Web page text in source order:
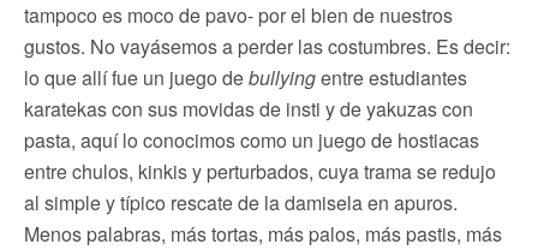
tampoco es moco de pavo- por el bien de nuestros
gustos. No vayásemos a perder las costumbres. Es decir:
lo que allí fue un juego debullyingentre estudiantes
karatekas con sus movidas de insti y de yakuzas con
pasta, aquí lo conocimos como un juego de hostiacas
entre chulos, kinkis y perturbados, cuya trama se redujo
al simple y típico rescate de la damisela en apuros.
Menos palabras, más tortas, más palos, más pastis, más